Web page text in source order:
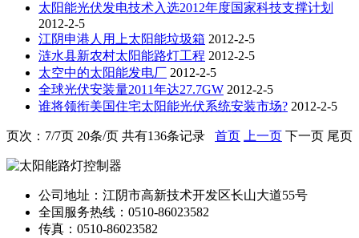
太阳能光伏发电技术入选2012年度国家科技支撑计划
2012-2-5
江阴申港人用上太阳能垃圾箱 2012-2-5
涟水县新农村太阳能路灯工程 2012-2-5
太空中的太阳能发电厂 2012-2-5
全球光伏安装量2011年达27.7GW 2012-2-5
谁将领衔美国住宅太阳能光伏系统安装市场? 2012-2-5
页次：7/7页 20条/页 共有136条记录 首页 上一页 下一页 尾页
公司地址：江阴市高新技术开发区长山大道55号
全国服务热线：0510-86023582
传真：0510-86023582